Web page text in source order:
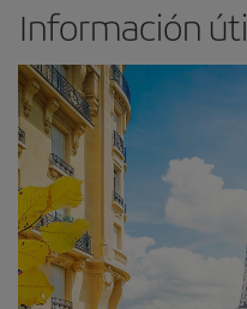
Información